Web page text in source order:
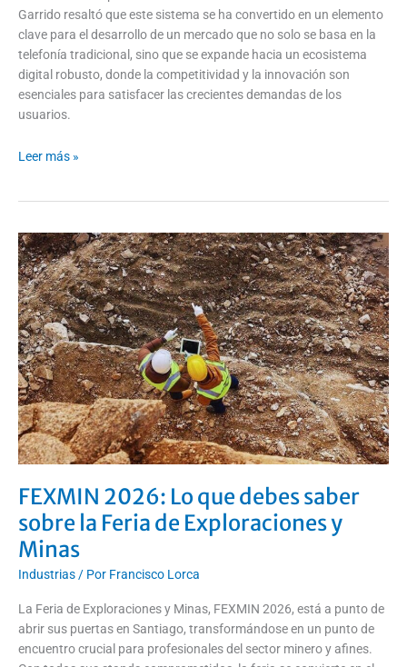
Garrido resaltó que este sistema se ha convertido en un elemento
clave para el desarrollo de un mercado que no solo se basa en la
telefonía tradicional, sino que se expande hacia un ecosistema
digital robusto, donde la competitividad y la innovación son
esenciales para satisfacer las crecientes demandas de los
usuarios.
Leer más »
FEXMIN 2026: Lo que debes saber
sobre la Feria de Exploraciones y
Minas
Industrias/ Por Francisco Lorca
La Feria de Exploraciones y Minas, FEXMIN 2026, está a punto de
abrir sus puertas en Santiago, transformándose en un punto de
encuentro crucial para profesionales del sector minero y afines.
FEXMIN
2026:
Lo
que
debes
saber
sobre
la
Feria
de
Exploraciones
y